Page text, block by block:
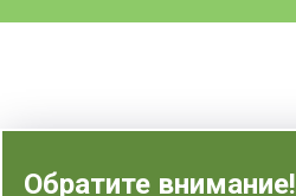
Обратите внимание!